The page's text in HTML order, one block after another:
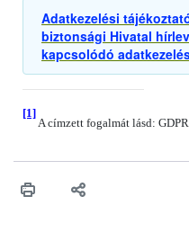
Adatkezelési
biztonsági Hivatal
kapcsolódó
[1]
A címzett fogalmát lásd: